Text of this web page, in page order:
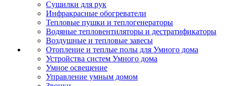
Сушилки для рук
Инфракрасные обогреватели
Тепловые пушки и теплогенераторы
Водяные тепловентиляторы и дестратификаторы
Воздушные и тепловые завесы
Отопление и теплые полы для Умного дома
Устройства систем Умного дома
Умное освещение
Управление умным домом